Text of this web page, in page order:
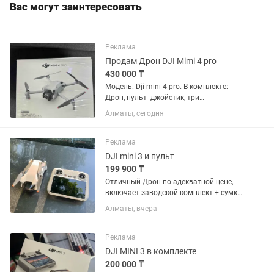
Вас могут заинтересовать
Реклама
Продам Дрон DJI Mimi 4 pro
430 000 ₸
Модель: Dji mini 4 pro. В комплекте:
Дрон, пульт- джойстик, три
аккумулятора, чехол, шнур для
зарядки, запасные лопасти. Дрон-
только куплен. Покупали в Каспий...
Алматы, сегодня
Реклама
DJI mini 3 и пульт
199 900 ₸
Отличный Дрон по адекватной цене,
включает заводской комплект + сумку
и флеш память (для фото и видео
записей). Всего около 5-10 полетов,
Алматы, вчера
Реклама
DJI MINI 3 в комплекте
200 000 ₸